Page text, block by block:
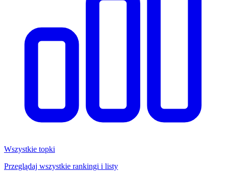
Wszystkie topki
Przeglądaj wszystkie rankingi i listy